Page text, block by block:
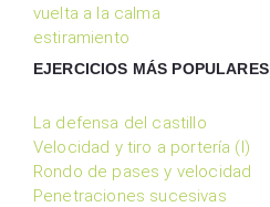
vuelta a la calma
estiramiento
EJERCICIOS MÁS POPULARES
La defensa del castillo
Velocidad y tiro a portería (I)
Rondo de pases y velocidad
Penetraciones sucesivas